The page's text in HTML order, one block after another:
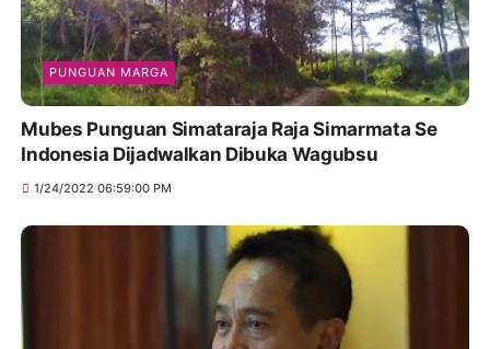
PUNGUAN MARGA
Mubes Punguan Simataraja Raja Simarmata Se
Indonesia Dijadwalkan Dibuka Wagubsu
1/24/2022 06:59:00 PM